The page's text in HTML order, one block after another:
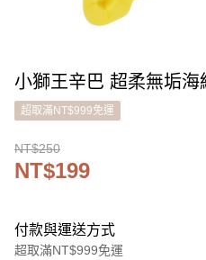
小獅王辛巴 超柔無垢海
超取滿NT$999免運
NT$250
NT$199
付款與運送方式
超取滿NT$999免運